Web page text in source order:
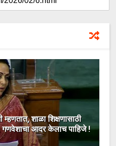
शाळा शिक्षणासाठी
गणवेशाचा आदर केलाच पाहिजे !